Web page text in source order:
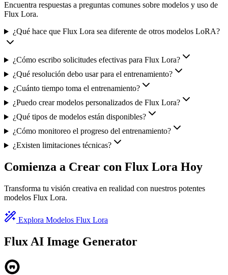
Encuentra respuestas a preguntas comunes sobre modelos y uso de
Flux Lora.
¿Qué hace que Flux Lora sea diferente de otros modelos LoRA?
¿Cómo escribo solicitudes efectivas para Flux Lora?
¿Qué resolución debo usar para el entrenamiento?
¿Cuánto tiempo toma el entrenamiento?
¿Puedo crear modelos personalizados de Flux Lora?
¿Qué tipos de modelos están disponibles?
¿Cómo monitoreo el progreso del entrenamiento?
¿Existen limitaciones técnicas?
Comienza a Crear con Flux Lora Hoy
Transforma tu visión creativa en realidad con nuestros potentes
modelos Flux Lora.
Explora Modelos Flux Lora
Flux AI Image Generator